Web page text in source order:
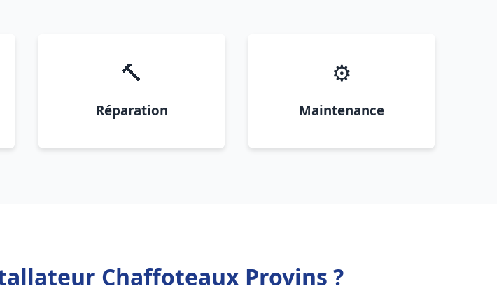
🔨
Réparation
⚙️
Maintenance
Chaffoteaux Provins ?